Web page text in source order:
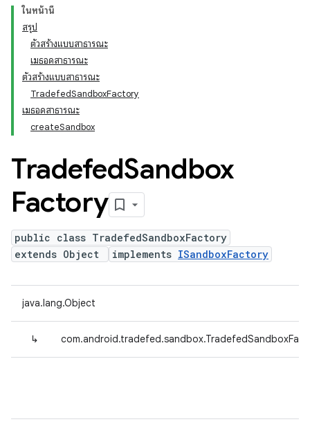
ในหน้านี้
สรุป
ตัวสร้างแบบสาธารณะ
เมธอดสาธารณะ
ตัวสร้างแบบสาธารณะ
TradefedSandboxFactory
เมธอดสาธารณะ
createSandbox
TradefedSandbox
Factory
public class TradefedSandboxFactory
extends Object
implements ISandboxFactory
java.lang.Object
↳